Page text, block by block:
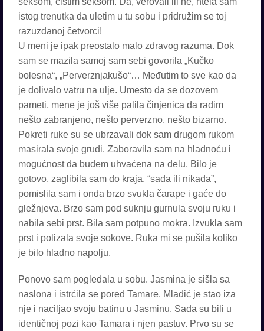
istog trenutka da uletim u tu sobu i pridružim se toj
razuzdanoj četvorci!
U meni je ipak preostalo malo zdravog razuma. Dok
sam se mazila samoj sam sebi govorila „Kučko
bolesna“, „Perverznjakušo“… Međutim to sve kao da
je dolivalo vatru na ulje. Umesto da se dozovem
pameti, mene je još više palila činjenica da radim
nešto zabranjeno, nešto perverzno, nešto bizarno.
Pokreti ruke su se ubrzavali dok sam drugom rukom
masirala svoje grudi. Zaboravila sam na hladnoću i
mogućnost da budem uhvaćena na delu. Bilo je
gotovo, zaglibila sam do kraja, “sada ili nikada”,
pomislila sam i onda brzo svukla čarape i gaće do
gležnjeva. Brzo sam pod suknju gurnula svoju ruku i
nabila sebi prst. Bila sam potpuno mokra. Izvukla sam
prst i polizala svoje sokove. Ruka mi se pušila koliko
je bilo hladno napolju.
Ponovo sam pogledala u sobu. Jasmina je sišla sa
naslona i istrćila se pored Tamare. Mladić je stao iza
nje i naciljao svoju batinu u Jasminu. Sada su bili u
identičnoj pozi kao Tamara i njen pastuv. Prvo su se